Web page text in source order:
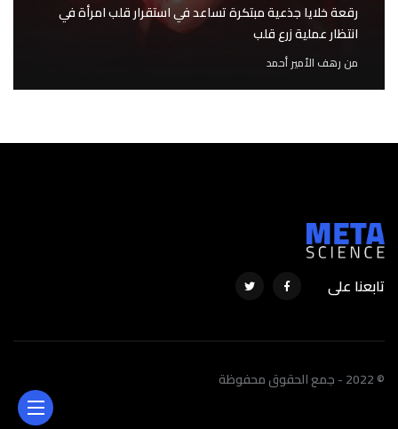
رقعة خلايا جذعية مبتكرة تساعد في استقرار قلب امرأة في
انتظار عملية زرع قلب
من رهف الأمير أحمد
تابعنا على
© 2022 - جمع الحقوق محفوظة